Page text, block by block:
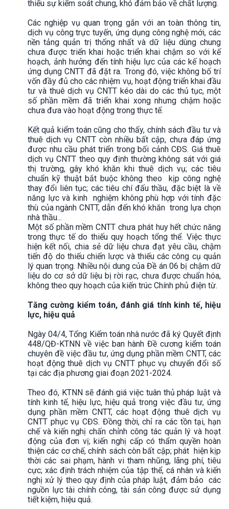
thiếu sự kiểm soát chung, khó đảm bảo về chất lượng.
Các nghiệp vụ quan trọng gắn với an toàn thông tin,
dịch vụ công trực tuyến, ứng dụng công nghệ mới, các
nền tảng quản trị thống nhất và dữ liệu dùng chung
chưa được triển khai hoặc triển khai chậm so với kế
hoạch, ảnh hưởng đến tính hiệu lực của các kế hoạch
ứng dụng CNTT đã đặt ra. Trong đó, việc không bố trí
vốn đầy đủ cho các nhiệm vụ, hoạt động triển khai đầu
tư và thuê dịch vụ CNTT kéo dài do các thủ tục, một
số phần mềm đã triển khai xong nhưng chậm hoặc
chưa đưa vào hoạt động trong thực tế.
Kết quả kiểm toán cũng cho thấy, chính sách đầu tư và
thuê dịch vụ CNTT còn nhiều bất cập, chưa đáp ứng
được nhu cầu phát triển trong bối cảnh CĐS. Giá thuê
dịch vụ CNTT theo quy định thường không sát với giá
thị trường, gây khó khăn khi thuê dịch vụ; các tiêu
chuẩn kỹ thuật bắt buộc không theo kịp công nghệ
thay đổi liên tục; các tiêu chí đấu thầu, đặc biệt là về
năng lực và kinh nghiệm không phù hợp với tính đặc
thù của ngành CNTT, dẫn đến khó khăn trong lựa chọn
nhà thầu...
Một số phần mềm CNTT chưa phát huy hết chức năng
trong thực tế do thiếu quy hoạch tổng thể. Việc thực
hiện kết nối, chia sẻ dữ liệu chưa đạt yêu cầu, chậm
tiến độ do thiếu chiến lược và thiếu các công cụ quản
lý quan trọng. Nhiều nội dung của Đề án 06 bị chậm dữ
liệu do cơ sở dữ liệu bị rời rạc, chưa được chuẩn hóa,
không theo quy hoạch của kiến trúc Chính phủ điện từ.
Tăng cường kiểm toán, đánh giá tính kinh tế, hiệu
lực, hiệu quả
Ngày 04/4, Tổng Kiểm toán nhà nước đã ký Quyết định
448/QĐ-KTNN về việc ban hành Đề cương kiểm toán
chuyên đề việc đầu tư, ứng dụng phần mềm CNTT, các
hoạt động thuê dịch vụ CNTT phục vụ chuyển đổi số
tại các địa phương giai đoạn 2021-2024.
Theo đó, KTNN sẽ đánh giá việc tuân thủ pháp luật và
tính kinh tế, hiệu lực, hiệu quả trong việc đầu tư, ứng
dụng phần mềm CNTT, các hoạt động thuê dịch vụ
CNTT phục vụ CĐS. Đồng thời, chỉ ra các tồn tại, hạn
chế và kiến nghị chấn chỉnh công tác quản lý và hoạt
động của đơn vị; kiến nghị cấp có thẩm quyền hoàn
thiện các cơ chế, chính sách còn bất cập; phát hiện kịp
thời các sai phạm, hành vi tham nhũng, lãng phí, tiêu
cực; xác định trách nhiệm của tập thể, cá nhân và kiến
nghị xử lý theo quy định của pháp luật, đảm bảo các
nguồn lực tài chính công, tài sản công được sử dụng
tiết kiệm, hiệu quả.